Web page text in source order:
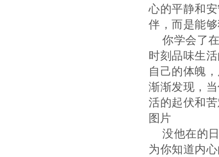
心的平静和
伴，而是能
你学会了
时刻品味生
自己的体魄
渐渐发现，
活的起伏和
图片
没他在的
为你知道内